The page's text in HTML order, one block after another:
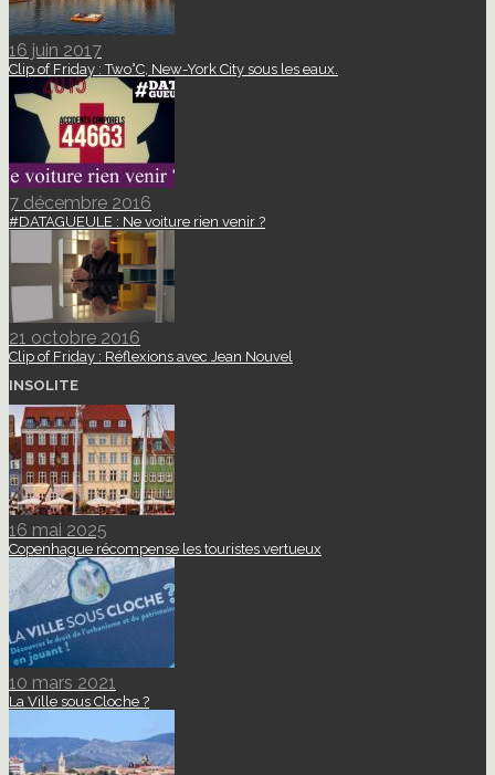
16 juin 2017
Clip of Friday : Two°C, New-York City sous les eaux.
7 décembre 2016
#DATAGUEULE : Ne voiture rien venir ?
21 octobre 2016
Clip of Friday : Réflexions avec Jean Nouvel
INSOLITE
16 mai 2025
Copenhague récompense les touristes vertueux
10 mars 2021
La Ville sous Cloche ?